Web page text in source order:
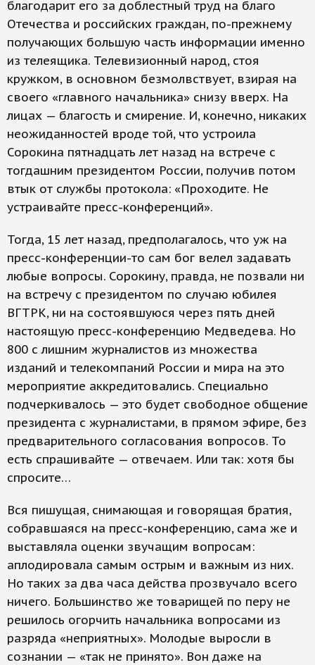
благодарит его за доблестный труд на благо
Отечества и российских граждан, по-прежнему
получающих большую часть информации именно
из телеящика. Телевизионный народ, стоя
кружком, в основном безмолвствует, взирая на
своего «главного начальника» снизу вверх. На
лицах — благость и смирение. И, конечно, никаких
неожиданностей вроде той, что устроила
Сорокина пятнадцать лет назад на встрече с
тогдашним президентом России, получив потом
втык от службы протокола: «Проходите. Не
устраивайте пресс-конференций».
Тогда, 15 лет назад, предполагалось, что уж на
пресс-конференции-то сам бог велел задавать
любые вопросы. Сорокину, правда, не позвали ни
на встречу с президентом по случаю юбилея
ВГТРК, ни на состоявшуюся через пять дней
настоящую пресс-конференцию Медведева. Но
800 с лишним журналистов из множества
изданий и телекомпаний России и мира на это
мероприятие аккредитовались. Специально
подчеркивалось — это будет свободное общение
президента с журналистами, в прямом эфире, без
предварительного согласования вопросов. То
есть спрашивайте — отвечаем. Или так: хотя бы
спросите…
Вся пишущая, снимающая и говорящая братия,
собравшаяся на пресс-конференцию, сама же и
выставляла оценки звучащим вопросам:
аплодировала самым острым и важным из них.
Но таких за два часа действа прозвучало всего
ничего. Большинство же товарищей по перу не
решилось огорчить начальника вопросами из
разряда «неприятных». Молодые выросли в
сознании — «так не принято». Вон даже на